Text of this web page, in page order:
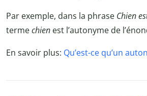
Par exemple, dans la phrase Chien
termechien est l’autonyme de
En savoir plus: Qu’est-ce qu’un